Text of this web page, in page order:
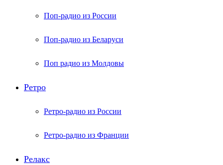
Поп-радио из России
Поп-радио из Беларуси
Поп радио из Молдовы
Ретро
Ретро-радио из России
Ретро-радио из Франции
Релакс